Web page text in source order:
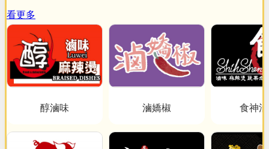
看更多
醇滷味 滷嬌椒 食神